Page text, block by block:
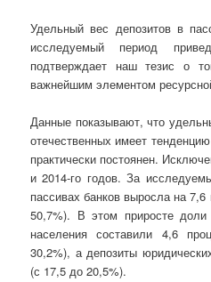
Удельный вес депозитов в
исследуемый период
подтверждает наш тезис о
важнейшим элементом
Данные показывают, что
отечественных имеет
практически постоянен.
и 2014-го годов. За
пассивах банков выросла на
50,7%). В этом приросте доли
населения составили 4,6
30,2%), а депозиты
(с 17,5 до 20,5%).